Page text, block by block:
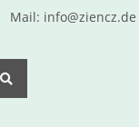
Mail: info@ziencz.de